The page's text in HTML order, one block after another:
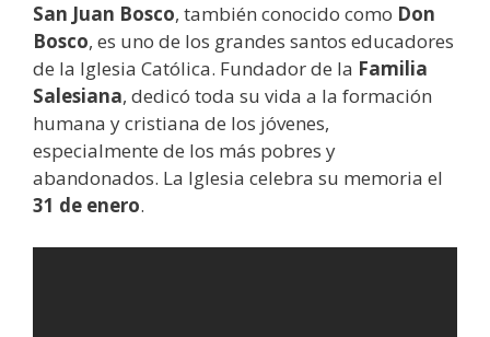
San Juan Bosco, también conocido como Don
Bosco, es uno de los grandes santos educadores
de la Iglesia Católica. Fundador de la Familia
Salesiana, dedicó toda su vida a la formación
humana y cristiana de los jóvenes,
especialmente de los más pobres y
abandonados. La Iglesia celebra su memoria el
31 de enero.